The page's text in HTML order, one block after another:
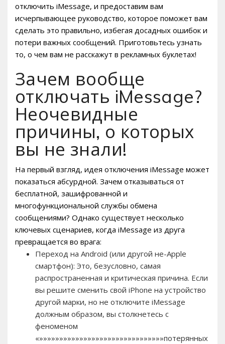
отключить iMessage, и предоставим вам
исчерпывающее руководство, которое поможет вам
сделать это правильно, избегая досадных ошибок и
потери важных сообщений. Приготовьтесь узнать
то, о чем вам не расскажут в рекламных буклетах!
Зачем вообще
отключать iMessage?
Неочевидные
причины, о которых
вы не знали!
На первый взгляд, идея отключения iMessage может
показаться абсурдной. Зачем отказываться от
бесплатной, зашифрованной и
многофункциональной службы обмена
сообщениями? Однако существует несколько
ключевых сценариев, когда iMessage из друга
превращается во врага:
Переход на Android (или другой не-Apple
смартфон): Это, безусловно, самая
распространенная и критическая причина. Если
вы решите сменить свой iPhone на устройство
другой марки, но не отключите iMessage
должным образом, вы столкнетесь с
феноменом
«»»»»»»»»»»»»»»»»»»»»»»»»»»»»»»»потерянных